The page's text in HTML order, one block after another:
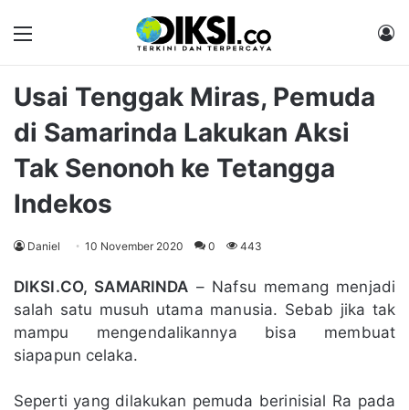
Usai Tenggak Miras, Pemuda
di Samarinda Lakukan Aksi
Tak Senonoh ke Tetangga
Indekos
Daniel 10 November 2020 0 443
DIKSI.CO, SAMARINDA – Nafsu memang menjadi
salah satu musuh utama manusia. Sebab jika tak
mampu mengendalikannya bisa membuat
siapapun celaka.
Seperti yang dilakukan pemuda berinisial Ra pada